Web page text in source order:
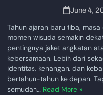
June 4,
Tahun ajaran baru tiba,
momen wisuda semakin
pentingnya jaket angkatan
kebersamaan. Lebih dari
identitas, kenangan, dan
bertahun-tahun ke depan.
semudah… Read More »